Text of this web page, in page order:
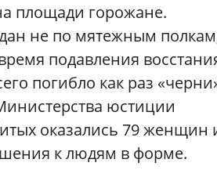
площади горожане.
не по мятежным
подавления
погибло как раз
юстиции
оказались 79 женщин
к людям в форме.